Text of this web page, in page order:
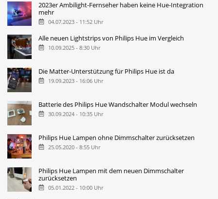
2023er Ambilight-Fernseher haben keine Hue-Integration
mehr
04.07.2023 - 11:52 Uhr
Alle neuen Lightstrips von Philips Hue im Vergleich
10.09.2025 - 8:30 Uhr
Die Matter-Unterstützung für Philips Hue ist da
19.09.2023 - 16:06 Uhr
Batterie des Philips Hue Wandschalter Modul wechseln
30.09.2024 - 10:35 Uhr
Philips Hue Lampen ohne Dimmschalter zurücksetzen
25.05.2020 - 8:55 Uhr
Philips Hue Lampen mit dem neuen Dimmschalter
zurücksetzen
05.01.2022 - 10:00 Uhr